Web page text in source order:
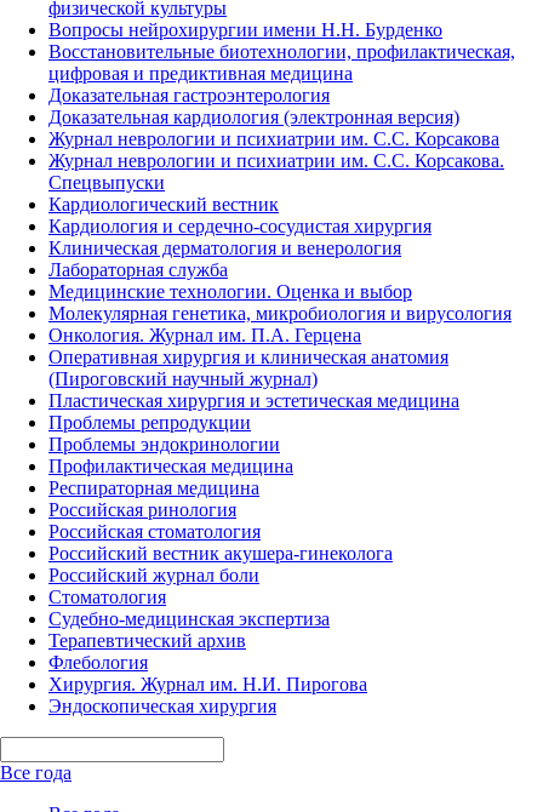
физической культуры
Вопросы нейрохирургии имени Н.Н. Бурденко
Восстановительные биотехнологии, профилактическая,
цифровая и предиктивная медицина
Доказательная гастроэнтерология
Доказательная кардиология (электронная версия)
Журнал неврологии и психиатрии им. С.С. Корсакова
Журнал неврологии и психиатрии им. С.С. Корсакова.
Спецвыпуски
Кардиологический вестник
Кардиология и сердечно-сосудистая хирургия
Клиническая дерматология и венерология
Лабораторная служба
Медицинские технологии. Оценка и выбор
Молекулярная генетика, микробиология и вирусология
Онкология. Журнал им. П.А. Герцена
Оперативная хирургия и клиническая анатомия
(Пироговский научный журнал)
Пластическая хирургия и эстетическая медицина
Проблемы репродукции
Проблемы эндокринологии
Профилактическая медицина
Респираторная медицина
Российская ринология
Российская стоматология
Российский вестник акушера-гинеколога
Российский журнал боли
Стоматология
Судебно-медицинская экспертиза
Терапевтический архив
Флебология
Хирургия. Журнал им. Н.И. Пирогова
Эндоскопическая хирургия
Все года